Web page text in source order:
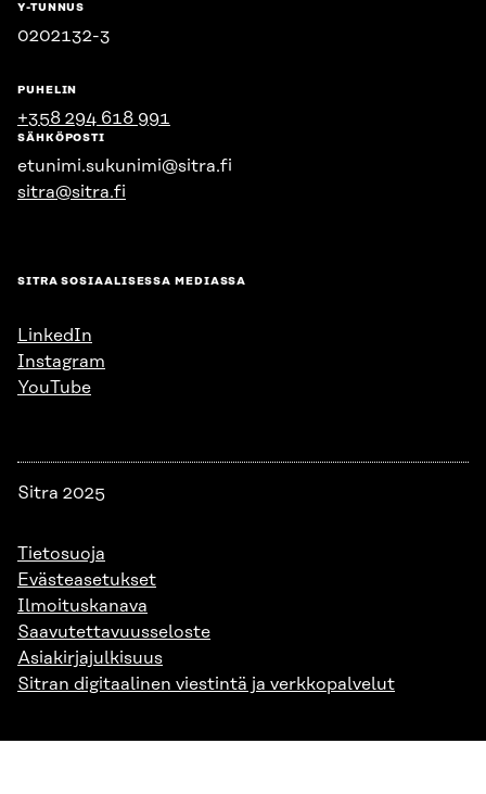
Y-TUNNUS
0202132-3
PUHELIN
+358 294 618 991
SÄHKÖPOSTI
etunimi.sukunimi@sitra.fi
sitra@sitra.fi
SITRA SOSIAALISESSA MEDIASSA
LinkedIn
Instagram
YouTube
Sitra 2025
Tietosuoja
Evästeasetukset
Ilmoituskanava
Saavutettavuusseloste
Asiakirjajulkisuus
Sitran digitaalinen viestintä ja verkkopalvelut